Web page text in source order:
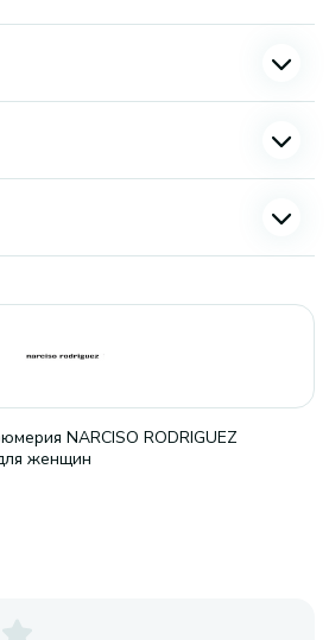
NARCISO RODRIGUEZ
женщин